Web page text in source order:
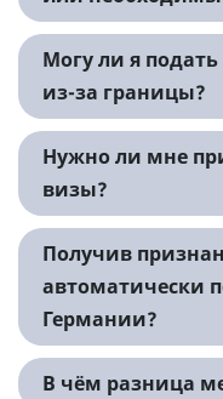
Могу ли я
из-за границы?
Нужно ли мне
визы?
Получив
автоматически
Германии?
В чём разница